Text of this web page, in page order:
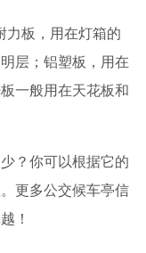
力板，用在灯箱的
层；铝塑板，用在
一般用在天花板和
？你可以根据它的
更多公交候车亭信
！